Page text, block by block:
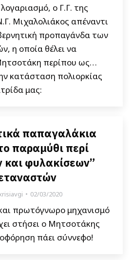
ο Γ.Γ. της
Μιχαλολιάκος απέναντι
προπαγάνδα των
η οποία θέλει να
περίπου ως…
κατάσταση πολιορκίας
μας:
παπαγαλάκια
παραμύθι περί
φυλακίσεων”
02/03/2020
πρωτόγνωρο μηχανισμό
στήσει ο Μητσοτάκης
πάει σύννεφο!